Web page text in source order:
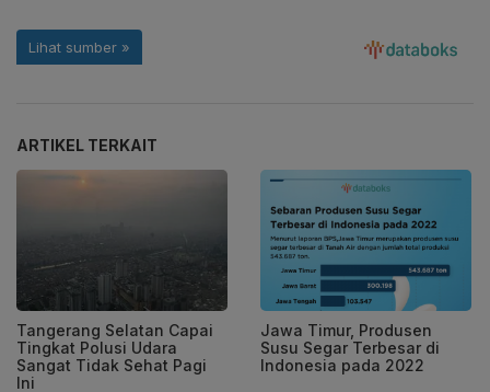
ARTIKEL TERKAIT
Tangerang Selatan Capai
Tingkat Polusi Udara
Sangat Tidak Sehat Pagi
Ini
Jawa Timur, Produsen
Susu Segar Terbesar di
Indonesia pada 2022